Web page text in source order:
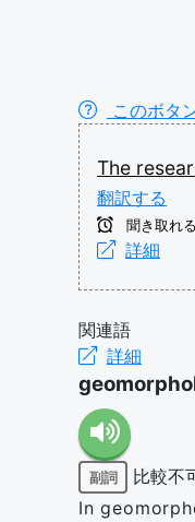
このボタ
The
翻訳する
聞き取れ
詳細
関連語
詳細
副詞
比較不
In